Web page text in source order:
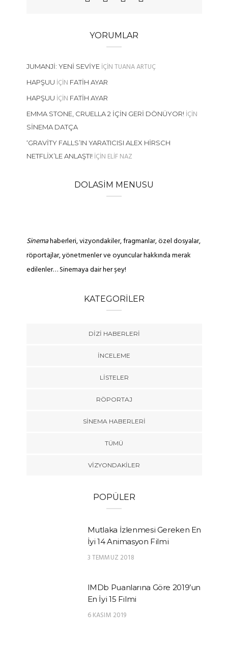
YORUMLAR
JUMANJI: YENI SEVIYEIÇINTUANA ARTUÇ
HAPŞUU IÇIN FATIH AYAR
HAPŞUU IÇIN FATIH AYAR
EMMA STONE, CRUELLA 2 İÇIN GERI DÖNÜYOR!IÇIN
SINEMA DATÇA
‘GRAVITY FALLS’IN YARATICISI ALEX HIRSCH
NETFLIX’LE ANLAŞTI!IÇIN ELIF NAZ
DOLASIM MENUSU
Sinemahaberleri, vizyondakiler, fragmanlar, özel dosyalar,
röportajlar, yönetmenler ve oyuncular hakkında merak
edilenler… Sinemaya dair her şey!
KATEGORILER
DIZI HABERLERI
İNCELEME
LISTELER
RÖPORTAJ
SINEMA HABERLERI
TÜMÜ
VIZYONDAKILER
POPÜLER
Mutlaka İzlenmesi Gereken En
İyi 14 Animasyon Filmi
3 TEMMUZ 2018
IMDb Puanlarına Göre 2019’un
En İyi 15 Filmi
6 KASIM 2019